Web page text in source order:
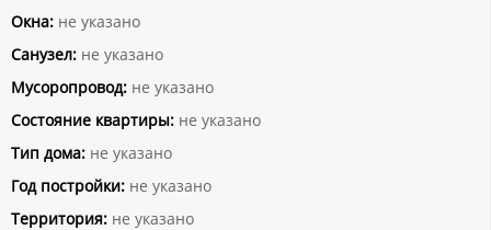
Окна: не указано
Санузел: не указано
Мусоропровод: не указано
Состояние квартиры: не указано
Тип дома: не указано
Год постройки: не указано
Территория: не указано